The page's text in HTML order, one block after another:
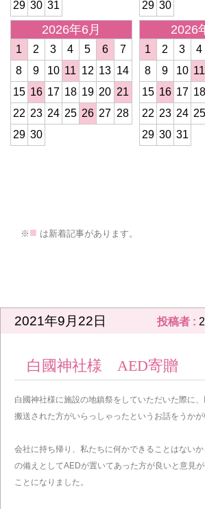
29 30 31
29 30
2026年6月
1 2 3 4 5 6
7
8
9 10 11 12 13 14
15 16 17 18 19 20 21
22 23 24 25 26 27 28
29 30
2026
1 2 3 4
8
9 10 11
15 16 17 18
22 23 24 25
29 30 31
※ ■ は新着記事があります。
2021年9月22日 投稿者 :
白國神社様 AED寄贈
白國神社様に施設の地鎮祭をしていただいた際に
搬送された方がいらっしゃったというお話をうかが
会社に持ち帰り、私たちに何かできることはない
の備えとしてAEDが置いてあった方が良いと意見
ことになりました。